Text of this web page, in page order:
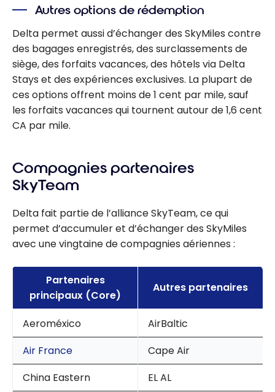
Autres options de rédemption
Delta permet aussi d’échanger des SkyMiles contre
des bagages enregistrés, des surclassements de
siège, des forfaits vacances, des hôtels via Delta
Stays et des expériences exclusives. La plupart de
ces options offrent moins de 1 cent par mile, sauf
les forfaits vacances qui tournent autour de 1,6 cent
CA par mile.
Compagnies partenaires
SkyTeam
Delta fait partie de l’alliance SkyTeam, ce qui
permet d’accumuler et d’échanger des SkyMiles
avec une vingtaine de compagnies aériennes :
Partenaires
principaux (Core)
Autres partenaires
Aeroméxico
AirBaltic
Air France
Cape Air
China Eastern
EL AL